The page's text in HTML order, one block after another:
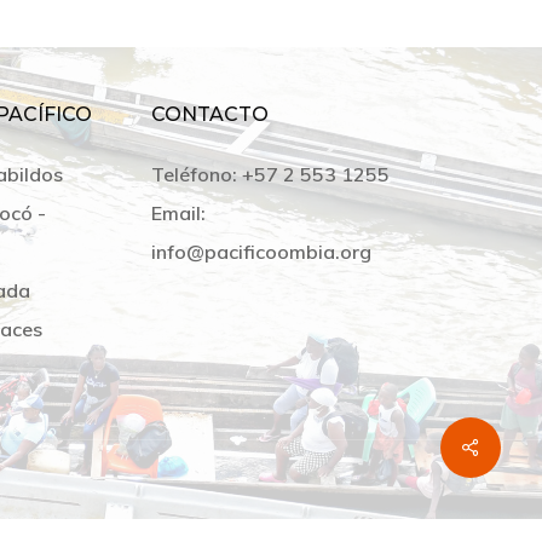
Share
-
CONTACTO
Teléfono: +57 2 553 1255
Email:
info@pacificoombia.org